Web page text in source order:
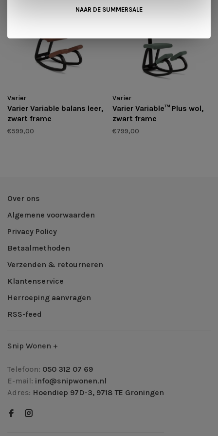
Varier
Varier Variable balans leer,
zwart frame
€599,00
Varier
Varier Variable™ Plus wol,
zwart frame
€799,00
Over ons
Algemene voorwaarden
Privacy Policy
Betaalmethoden
Verzenden & retourneren
Klantenservice
Herroeping aanvragen
RSS-feed
Snip Wonen +
Telefoon: 050 312 07 69
E-mail: info@snipwonen.nl
Adres: Hoendiep 97D-3, 9718 TE Groningen
NAAR DE SUMMERSALE